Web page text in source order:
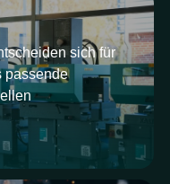
sich für
passende